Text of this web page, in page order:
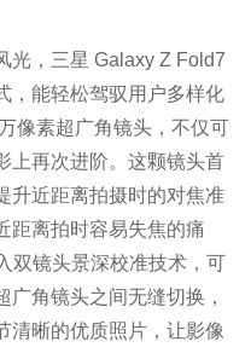
光，三星 Galaxy Z Fold7
，能轻松驾驭用户多样化
像素超广角镜头，不仅可
上再次进阶。这颗镜头首
升近距离拍摄时的对焦准
距离拍时容易失焦的痛
双镜头景深校准技术，可
角镜头之间无缝切换，
清晰的优质照片，让影像